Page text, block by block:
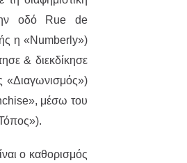
οδό Rue de
η «Numberly»)
& διεκδίκησε
«Διαγωνισμός»)
μέσω του
ο καθορισμός